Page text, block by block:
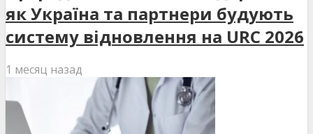
як Україна та партнери будують
систему відновлення на URC 2026
1 месяц назад